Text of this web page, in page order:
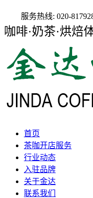
服务热线: 020-
咖啡·奶茶·烘焙
首页
茶咖开店服务
行业动态
入驻品牌
关于金达
联系我们